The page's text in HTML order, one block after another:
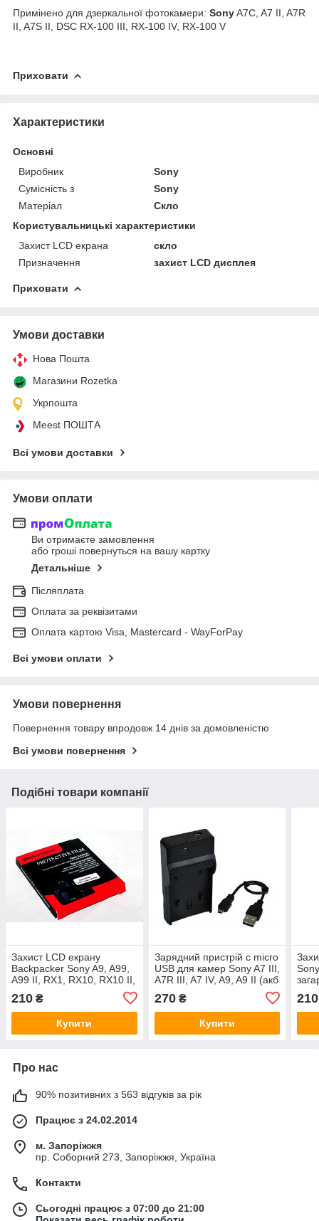
Примінено для дзеркальної фотокамери: SonyA7C, A7 II, A7R
II, A7S II, DSC RX-100 III, RX-100 IV, RX-100 V
Приховати
Характеристики
Основні
Виробник
Sony
Сумісність з
Sony
Матеріал
Скло
Користувальницькі характеристики
Захист LCD екрана
скло
Призначення
захист LCD дисплея
Приховати
Умови доставки
Нова Пошта
Магазини Rozetka
Укрпошта
Meest ПОШТА
Всі умови доставки
Умови оплати
Ви отримаєте замовлення
або гроші повернуться на вашу картку
Детальніше
Післяплата
Оплата за реквізитами
Оплата картою Visa, Mastercard - WayForPay
Всі умови оплати
Умови повернення
Повернення товару впродовж 14 днів за домовленістю
Всі умови повернення
Подібні товари компанії
Захист LCD екрану
Backpacker Sony A9, A99,
A99 II, RX1, RX10, RX10 II,
RX100 - загартоване скло
210 ₴
Купити
Зарядний пристрій c micro
USB для камер Sony A7 III,
A7R III, A7 IV, A9, A9 II (акб
270₴
Купити
210
Про нас
90% позитивних з 563 відгуків за рік
Працює з 24.02.2014
м. Запоріжжя
пр. Соборний 273, Запоріжжя, Україна
Контакти
Сьогодні працює з 07:00 до 21:00